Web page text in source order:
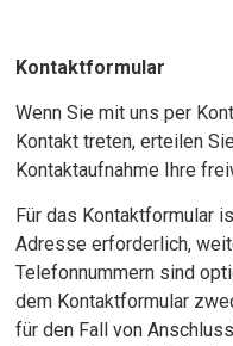
Kontaktformular
Wenn Sie mit uns per
Kontakt treten, erteilen
Kontaktaufnahme Ihre
Für das Kontaktformular
Adresse erforderlich,
Telefonnummern sind
dem Kontaktformular
für den Fall von